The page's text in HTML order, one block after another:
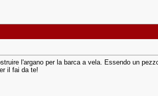
l'argano per la barca a vela. Essendo un
il fai da te!